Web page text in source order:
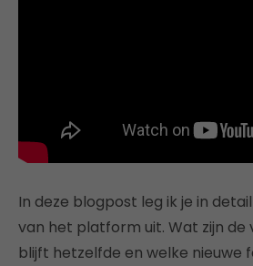
In deze blogpost leg ik je in
van het platform uit. Wat zijn de
blijft hetzelfde en welke nieuwe